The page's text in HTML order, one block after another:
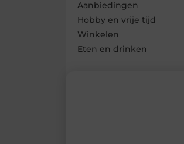
Aanbiedingen
Hobby en vrije tijd
Winkelen
Eten en drinken